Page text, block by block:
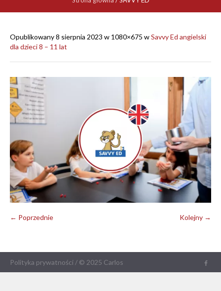
Opublikowany8 sierpnia 2023 w 1080×675 wSavvy Ed angielski
dla dzieci 8 – 11 lat
← Poprzednie Kolejny →
Polityka prywatności / © 2025 Carlos